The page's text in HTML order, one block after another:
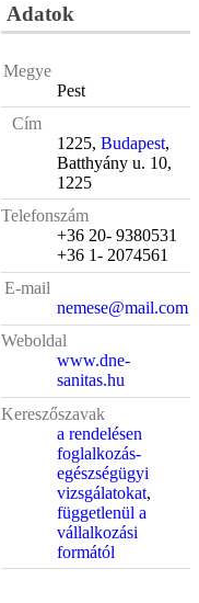
Adatok
Megye
Pest
Cím
1225, Budapest,
Batthyány u. 10,
1225
Telefonszám
+36 20- 9380531
+36 1- 2074561
E-mail
nemese@mail.com
Weboldal
www.dne-
sanitas.hu
Kereszőszavak
a rendelésen
foglalkozás-
egészségügyi
vizsgálatokat,
függetlenül a
vállalkozási
formától